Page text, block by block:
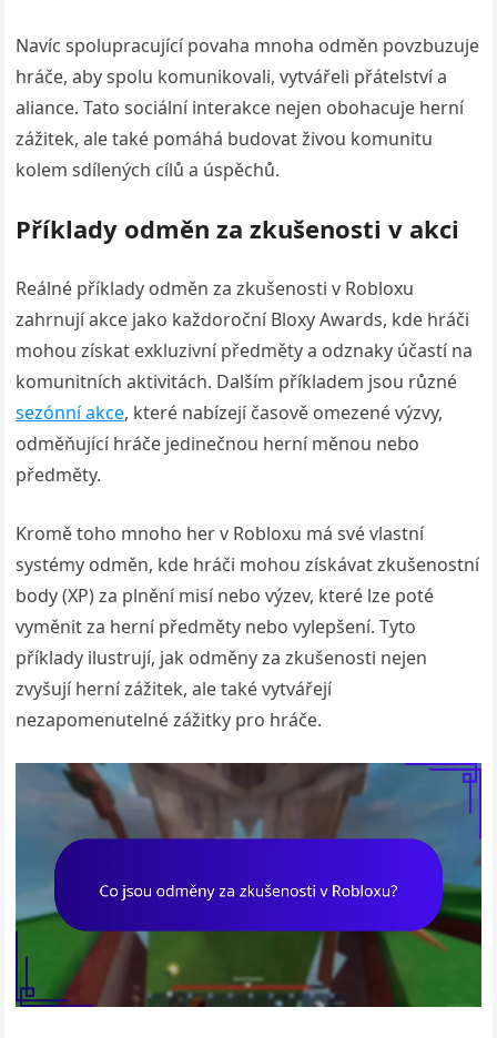
Navíc spolupracující povaha mnoha odměn povzbuzuje
hráče, aby spolu komunikovali, vytvářeli přátelství a
aliance. Tato sociální interakce nejen obohacuje herní
zážitek, ale také pomáhá budovat živou komunitu
kolem sdílených cílů a úspěchů.
Příklady odměn za zkušenosti v akci
Reálné příklady odměn za zkušenosti v Robloxu
zahrnují akce jako každoroční Bloxy Awards, kde hráči
mohou získat exkluzivní předměty a odznaky účastí na
komunitních aktivitách. Dalším příkladem jsou různé
sezónní akce, které nabízejí časově omezené výzvy,
odměňující hráče jedinečnou herní měnou nebo
předměty.
Kromě toho mnoho her v Robloxu má své vlastní
systémy odměn, kde hráči mohou získávat zkušenostní
body (XP) za plnění misí nebo výzev, které lze poté
vyměnit za herní předměty nebo vylepšení. Tyto
příklady ilustrují, jak odměny za zkušenosti nejen
zvyšují herní zážitek, ale také vytvářejí
nezapomenutelné zážitky pro hráče.